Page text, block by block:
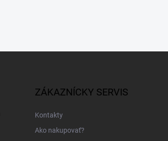
ZÁKAZNÍCKY SERVIS
Kontakty
Ako nakupovať?